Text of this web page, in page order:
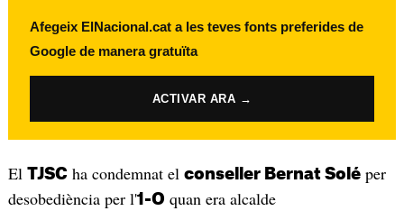
Afegeix ElNacional.cat a les teves fonts preferides de
Google de manera gratuïta
ACTIVAR ARA →
El TJSC ha condemnat el conseller Bernat Soléper
desobediència per l'1-O quan era alcalde